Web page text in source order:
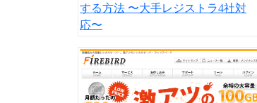
する方法 〜大手レジストラ4社対
応〜